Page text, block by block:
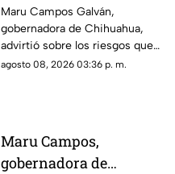
medios y periodistas
ante nuevos
lineamientos de
audiencias
Maru Campos Galván,
gobernadora de Chihuahua,
advirtió sobre los riesgos que
podrían representar los nuevos
utilizarse para sancionar a
medios y periodistas críticos.
agosto 08, 2026 03:36 p. m.
Maru Campos,
gobernadora de